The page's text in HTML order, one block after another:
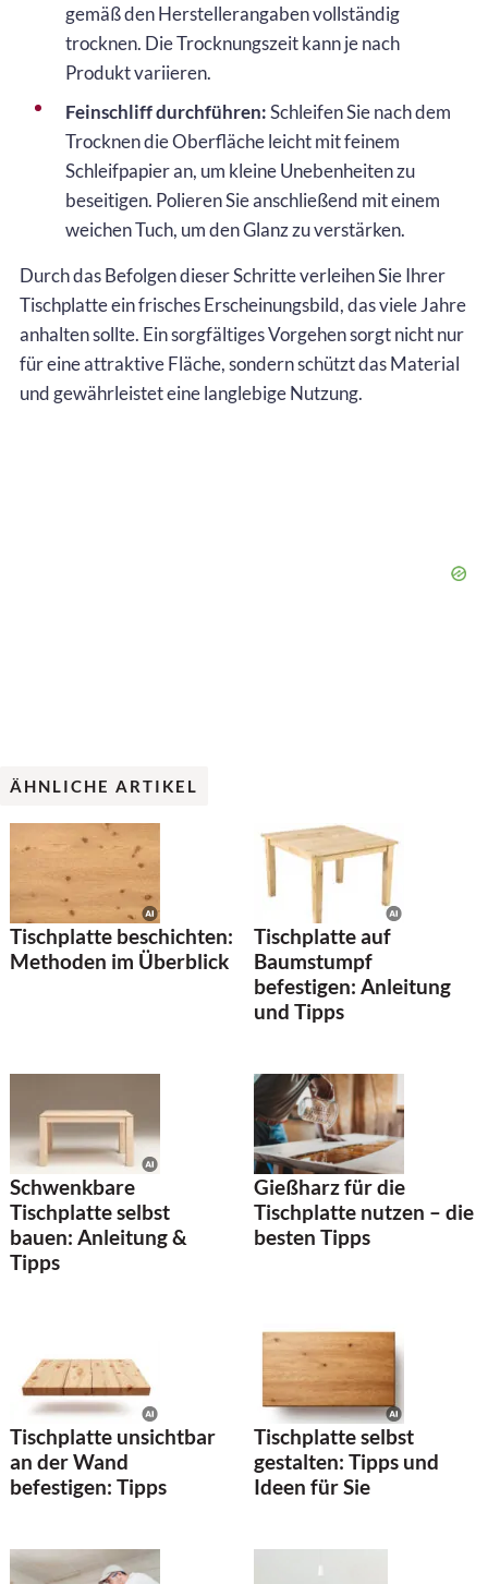
gemäß den Herstellerangaben vollständig
trocknen. Die Trocknungszeit kann je nach
Produkt variieren.
Feinschliff durchführen:Schleifen Sie nach dem
Trocknen die Oberfläche leicht mit feinem
Schleifpapier an, um kleine Unebenheiten zu
beseitigen. Polieren Sie anschließend mit einem
weichen Tuch, um den Glanz zu verstärken.
Durch das Befolgen dieser Schritte verleihen Sie Ihrer
Tischplatte ein frisches Erscheinungsbild, das viele Jahre
anhalten sollte. Ein sorgfältiges Vorgehen sorgt nicht nur
für eine attraktive Fläche, sondern schützt das Material
und gewährleistet eine langlebige Nutzung.
ÄHNLICHE ARTIKEL
Tischplatte beschichten:
Methoden im Überblick
Tischplatte auf
Baumstumpf
befestigen: Anleitung
und Tipps
Schwenkbare
Tischplatte selbst
bauen: Anleitung &
Tipps
Gießharz für die
Tischplatte nutzen – die
besten Tipps
Tischplatte unsichtbar
an der Wand
befestigen: Tipps
Tischplatte selbst
gestalten: Tipps und
Ideen für Sie